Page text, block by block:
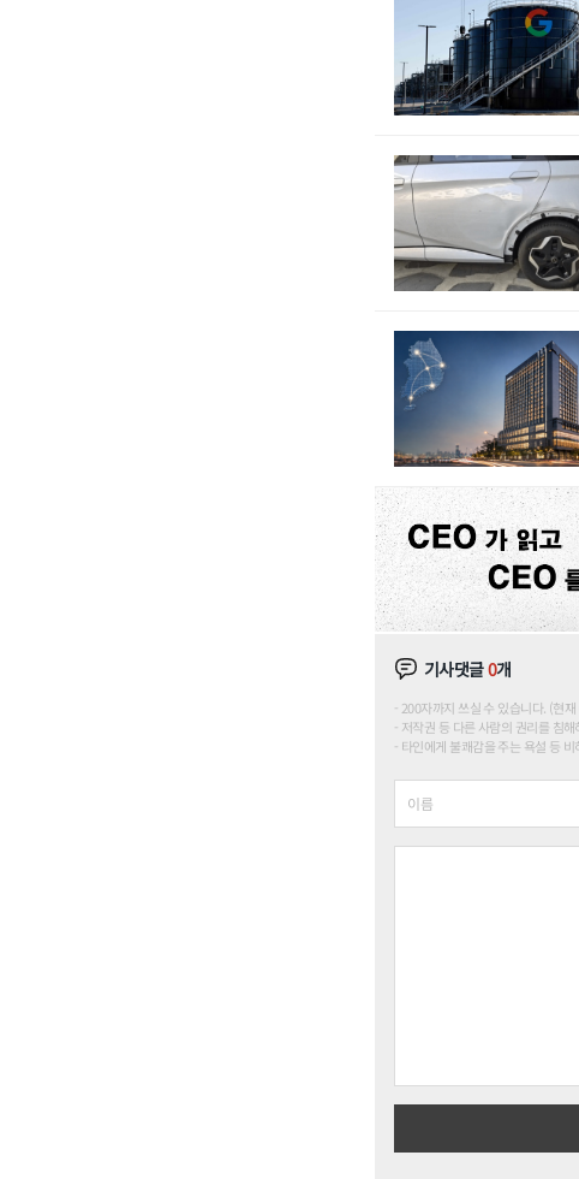
기사댓글0개
200자까지 쓰실 수 있습니다. (현
저작권 등 다른 사람의 권리를 침
타인에게 불쾌감을 주는 욕설 등